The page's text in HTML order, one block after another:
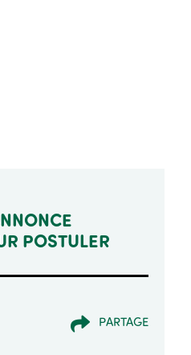
POSTULER
PARTAGE